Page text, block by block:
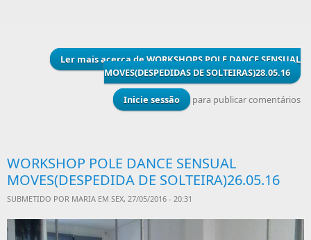
Ler maisacerca de WORKSHOPS POLE DANCE SENSUAL
MOVES(DESPEDIDAS DE SOLTEIRAS)28.05.16
Inicie sessão para publicar comentários
WORKSHOP POLE DANCE SENSUAL
MOVES(DESPEDIDA DE SOLTEIRA)26.05.16
SUBMETIDO POR MARIA EM SEX, 27/05/2016 - 20:31